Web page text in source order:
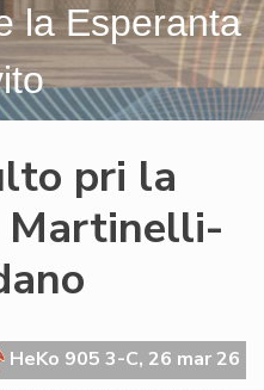
la Esperanta
pri la
Martinelli-
HeKo 905 3-C, 26 mar 26